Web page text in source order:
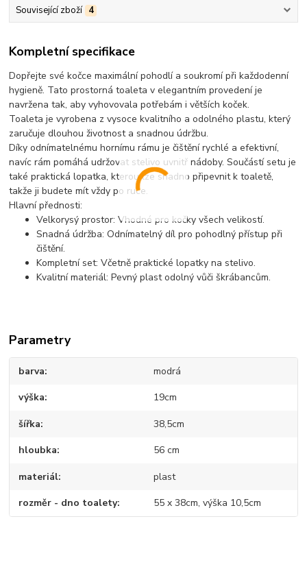
Související zboží 4
Kompletní specifikace
Dopřejte své kočce maximální pohodlí a soukromí při každodenní
hygieně. Tato prostorná toaleta v elegantním provedení je
navržena tak, aby vyhovovala potřebám i větších koček.
Toaleta je vyrobena zvysoce kvalitního a odolného plastu, který
zaručuje dlouhou životnost a snadnou údržbu.
Díkyodnímatelnému hornímu rámu je čištění rychlé a efektivní,
navíc rám pomáhá udržovat stelivo uvnitř nádoby. Součástí setu je
taképraktická lopatka, kterou lze snadno připevnit k toaletě,
takže ji budete mít vždy po ruce.
Hlavní přednosti:
Velkorysý prostor: Vhodné pro kočky všech velikostí.
Snadná údržba: Odnímatelný díl pro pohodlný přístup při
čištění.
Kompletní set: Včetně praktické lopatky na stelivo.
Kvalitní materiál: Pevný plast odolný vůči škrábancům.
Parametry
barva modrá
výška 19cm
šířka 38,5cm
hloubka 56 cm
materiál plast
rozměr - dno toalety 55 x 38cm, výška 10,5cm